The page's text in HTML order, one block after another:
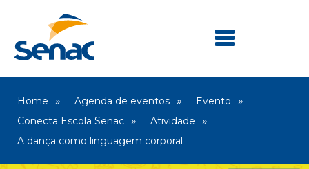
Home Agenda de eventos
Evento
Conecta Escola Senac
Atividade
A dança como linguagem corporal